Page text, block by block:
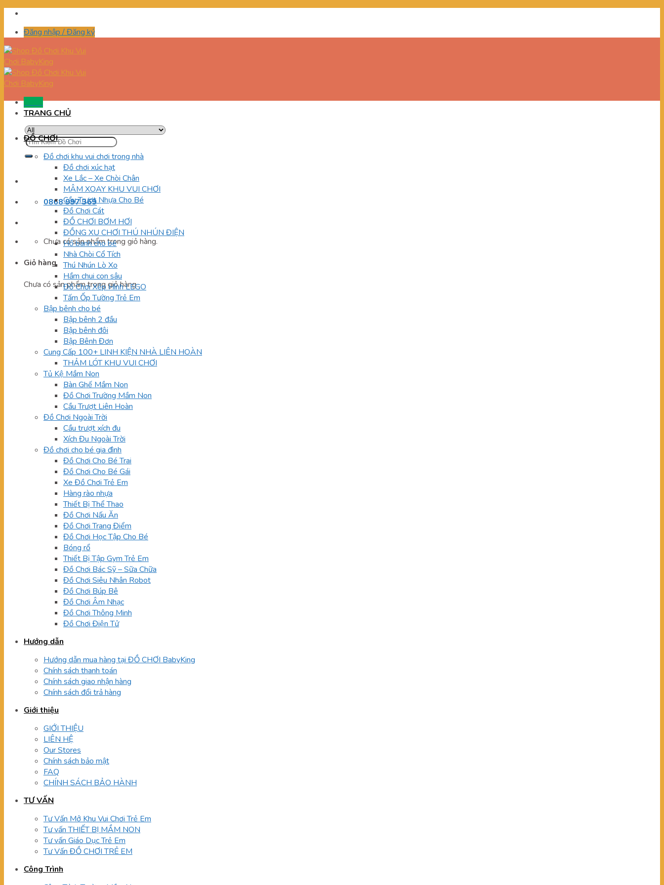
Skip
contentĐăng nhập / Đăng ký
Tìm
kiếm:
0868 997 369
Chưa có sản phẩm trong giỏ hàng.
Giỏ hàng
Chưa có sản phẩm trong giỏ hàng.
TRANG CHỦ
ĐỒ CHƠI
Đồ chơi khu vui chơi trong nhà
Đồ chơi xúc hạt
Xe Lắc – Xe Chòi Chân
MÂM XOAY KHU VUI CHƠI
Cầu Trượt Nhựa Cho Bé
Đồ Chơi Cát
ĐỒ CHƠI BƠM HƠI
ĐỒNG XU CHƠI THÚ NHÚN ĐIỆN
Hồ banh cho bé
Nhà Chòi Cổ Tích
Thú Nhún Lò Xo
Hầm chui con sâu
Đồ Chơi Xếp Hình LEGO
Tấm Ốp Tường Trẻ Em
Bập bênh cho bé
Bập bênh 2 đầu
Bập bênh đôi
Bập Bênh Đơn
Cung Cấp 100+ LINH KIỆN NHÀ LIÊN HOÀN
THẢM LÓT KHU VUI CHƠI
Tủ Kệ Mầm Non
Bàn Ghế Mầm Non
Đồ Chơi Trường Mầm Non
Cầu Trượt Liên Hoàn
Đồ Chơi Ngoài Trời
Cầu trượt xích đu
Xích Đu Ngoài Trời
Đồ chơi cho bé gia đình
Đồ Chơi Cho Bé Trai
Đồ Chơi Cho Bé Gái
Xe Đồ Chơi Trẻ Em
Hàng rào nhựa
Thiết Bị Thể Thao
Đồ Chơi Nấu Ăn
Đồ Chơi Trang Điểm
Đồ Chơi Học Tập Cho Bé
Bóng rổ
Thiết Bị Tập Gym Trẻ Em
Đồ Chơi Bác Sỹ – Sữa Chữa
Đồ Chơi Siêu Nhân Robot
Đồ Chơi Búp Bê
Đồ Chơi Âm Nhạc
Đồ Chơi Thông Minh
Đồ Chơi Điện Tử
Hướng dẫn
Hướng dẫn mua hàng tại ĐỒ CHƠI BabyKing
Chính sách thanh toán
Chính sách giao nhận hàng
Chính sách đổi trả hàng
Giới thiệu
GIỚI THIỆU
LIÊN HỆ
Our Stores
Chính sách bảo mật
FAQ
CHÍNH SÁCH BẢO HÀNH
TƯ VẤN
Tư Vấn Mở Khu Vui Chơi Trẻ Em
Tư vấn THIẾT BỊ MẦM NON
Tư vấn Giáo Dục Trẻ Em
Tư Vấn ĐỒ CHƠI TRẺ EM
Công Trình